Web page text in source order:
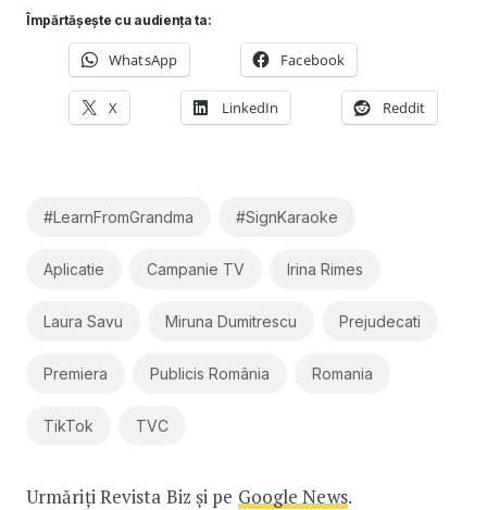
Împărtășește cu audiența ta:
WhatsApp Facebook
X LinkedIn Reddit
#LearnFromGrandma #SignKaraoke
Aplicatie Campanie TV Irina Rimes
Laura Savu Miruna Dumitrescu Prejudecati
Premiera Publicis România Romania
TikTok TVC
Urmăriți Revista Biz și pe Google News.